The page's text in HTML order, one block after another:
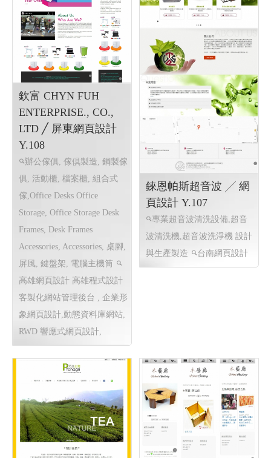
欽富 CHYN FUH
ENTERPRISE., CO.,
LTD ╱ 屏東網頁設計
Y.108
辦公傢俱, 傢倶製造, 鋼製傢
俱, 活動櫃, 檔案櫃, 組合式
傢,Office Desks Office
Storage, Office Storage Desk
Frames, Desk Frames
Accessories, Accessories, 桌腳,
屏風, 鍵盤架, 電腦主機筒
高雄網頁設計 高雄程式設計
客製化網站管理後台 , 企業形
象網頁設計,動態資料庫網站,
RWD 響應式網頁設計,
錸恩帕斯超音波 ╱ 網
頁設計 Y.107
專業超音波清洗設備,超音
波清洗機,超音波洗淨機 設計
與生產製造
台南網頁設計